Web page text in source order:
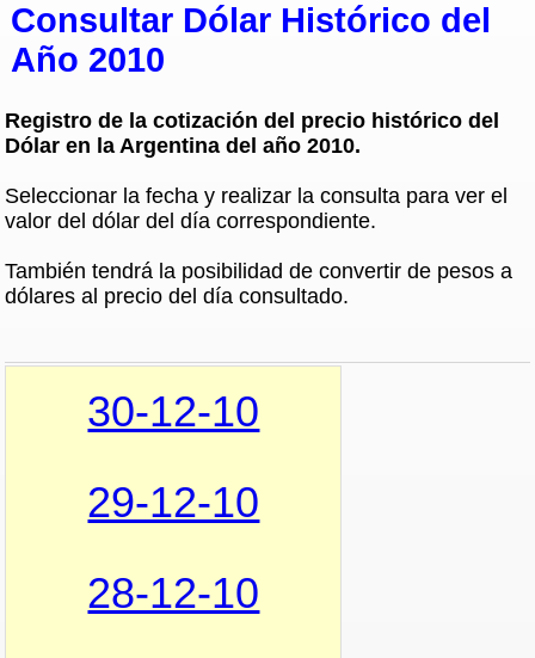
Consultar Dólar Histórico del
Año 2010
Registro de la cotización del precio histórico del
Dólar en la Argentina del año 2010.
Seleccionar la fecha y realizar la consulta para ver el
valor del dólar del día correspondiente.
También tendrá la posibilidad de convertir de pesos a
dólares al precio del día consultado.
30-12-10
29-12-10
28-12-10